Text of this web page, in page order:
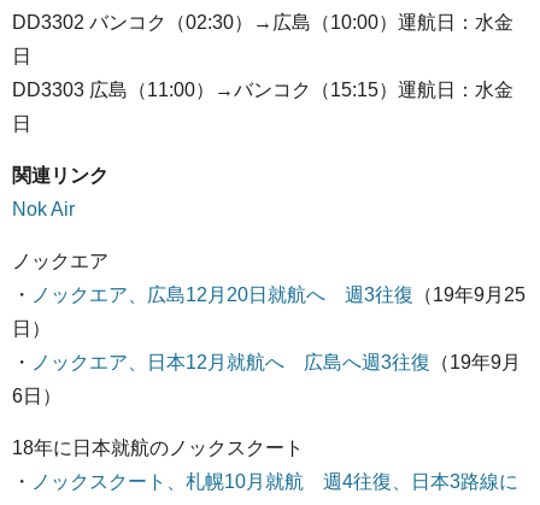
DD3302 バンコク（02:30）→広島（10:00）運航日：水金
日
DD3303 広島（11:00）→バンコク（15:15）運航日：水金
日
関連リンク
Nok Air
ノックエア
・ ノックエア、広島12月20日就航へ 週3往復 （19年9月25
日）
・ ノックエア、日本12月就航へ 広島へ週3往復 （19年9月
6日）
18年に日本就航のノックスクート
・ ノックスクート、札幌10月就航 週4往復、日本3路線に